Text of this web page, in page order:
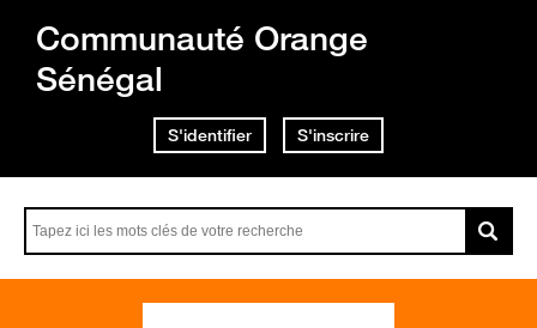
Communauté Orange
Sénégal
S'identifier S'inscrire